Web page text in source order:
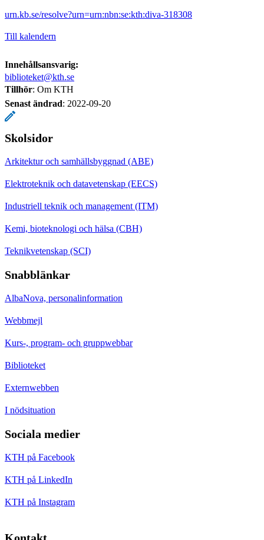
urn.kb.se/resolve?urn=urn:nbn:se:kth:diva-318308
Till kalendern
Innehållsansvarig:
biblioteket@kth.se
Tillhör: Om KTH
Senast ändrad: 2022-09-20
Skolsidor
Arkitektur och samhällsbyggnad (ABE)
Elektroteknik och datavetenskap (EECS)
Industriell teknik och management (ITM)
Kemi, bioteknologi och hälsa (CBH)
Teknikvetenskap (SCI)
Snabblänkar
AlbaNova, personalinformation
Webbmejl
Kurs-, program- och gruppwebbar
Biblioteket
Externwebben
I nödsituation
Sociala medier
KTH på Facebook
KTH på LinkedIn
KTH på Instagram